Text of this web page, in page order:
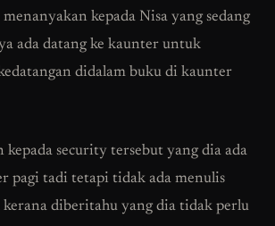
kepada Nisa yang sedang
ada datang ke kaunter untuk
didalam buku di kaunter
kepada security tersebut yang dia ada
pagi tadi tetapi tidak ada menulis
kerana diberitahu yang dia tidak perlu